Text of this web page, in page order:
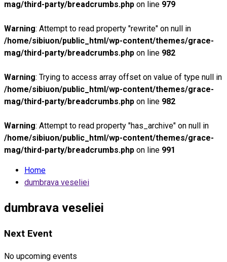
mag/third-party/breadcrumbs.php on line 979
Warning: Attempt to read property "rewrite" on null in
/home/sibiuon/public_html/wp-content/themes/grace-
mag/third-party/breadcrumbs.php on line 982
Warning: Trying to access array offset on value of type null in
/home/sibiuon/public_html/wp-content/themes/grace-
mag/third-party/breadcrumbs.php on line 982
Warning: Attempt to read property "has_archive" on null in
/home/sibiuon/public_html/wp-content/themes/grace-
mag/third-party/breadcrumbs.php on line 991
Home
dumbrava veseliei
dumbrava veseliei
Next Event
No upcoming events